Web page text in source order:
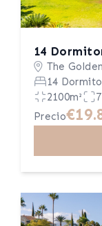
14
The
14
2100m²
Precio